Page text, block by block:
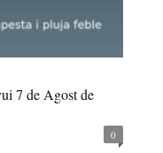
7 de Agost de
0